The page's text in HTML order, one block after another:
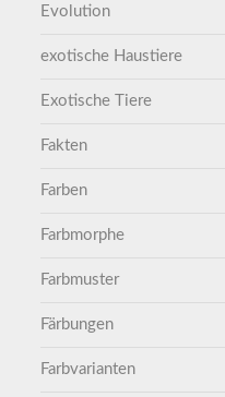
Evolution
exotische Haustiere
Exotische Tiere
Fakten
Farben
Farbmorphe
Farbmuster
Färbungen
Farbvarianten